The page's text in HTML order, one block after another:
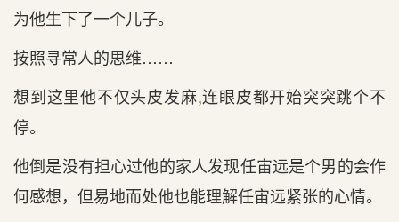
为他生下了一个儿子。
按照寻常人的思维……
想到这里他不仅头皮发麻,连眼皮都开始突突跳个不
停。
他倒是没有担心过他的家人发现任宙远是个男的会作
何感想，但易地而处他也能理解任宙远紧张的心情。